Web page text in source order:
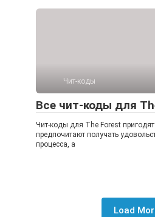
Чит-коды
Все чит-коды для
Чит-коды для The Forest
предпочитают получать
процесса, а
Load